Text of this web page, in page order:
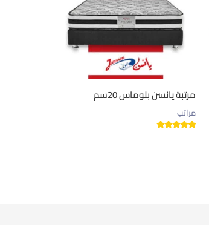
مرتبة يانسن بلوماس 20سم
مراتب